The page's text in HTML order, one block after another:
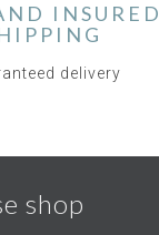
INSURED
delivery
shop